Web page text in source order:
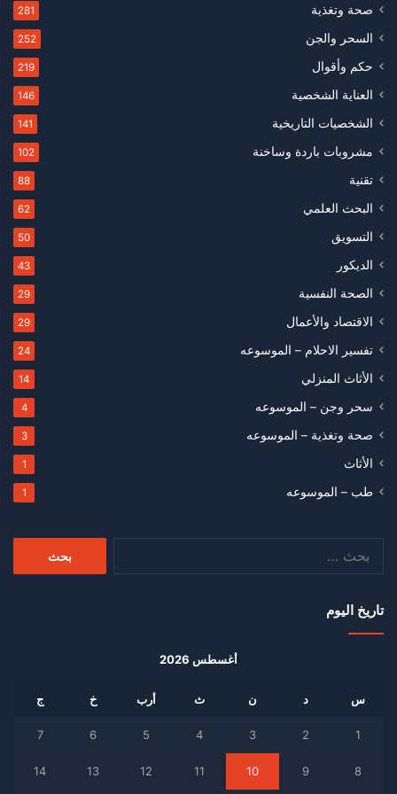
صحة وتغذية 281
السحر والجن 252
حكم وأقوال 219
العناية الشخصية 146
الشخصيات التاريخية 141
مشروبات باردة وساخنة 102
تقنية 88
البحث العلمي 62
التسويق 50
الديكور 43
الصحة النفسية 29
الاقتصاد والأعمال 29
تفسير الاحلام – الموسوعه 24
الأثاث المنزلي 14
سحر وجن – الموسوعه 4
صحة وتغذية – الموسوعه 3
الأثاث 1
طب – الموسوعه 1
تاريخ اليوم
أغسطس 2026
س د ن ث أرب خ ج
1
2
3
4
5
6
7
8
9
10
11
12
13
14